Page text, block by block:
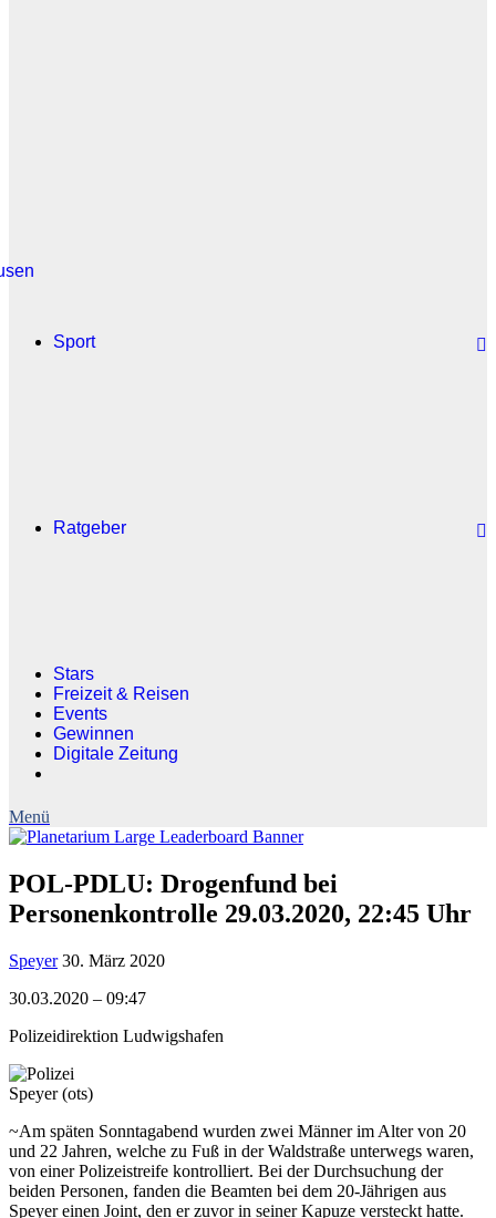
Sport
Ratgeber
Stars
Freizeit & Reisen
Events
Gewinnen
Digitale Zeitung
POL-PDLU: Drogenfund bei
Personenkontrolle 29.03.2020, 22:45 Uhr
Speyer 30. März 2020
30.03.2020 – 09:47
Polizeidirektion Ludwigshafen
Speyer (ots)
~Am späten Sonntagabend wurden zwei Männer im Alter von 20
und 22 Jahren, welche zu Fuß in der Waldstraße unterwegs waren,
von einer Polizeistreife kontrolliert. Bei der Durchsuchung der
beiden Personen, fanden die Beamten bei dem 20-Jährigen aus
Speyer einen Joint, den er zuvor in seiner Kapuze versteckt hatte.